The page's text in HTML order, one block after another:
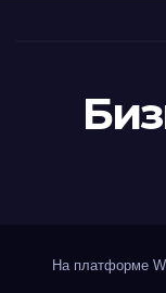
На платформе